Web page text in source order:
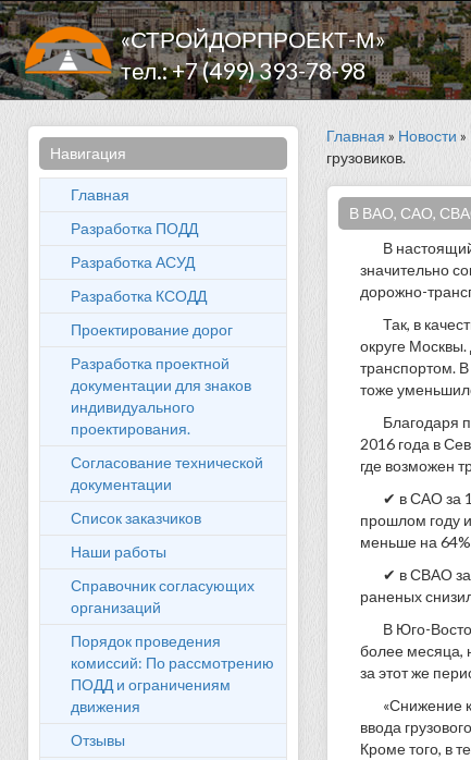
«СТРОЙДОРПРОЕКТ-М»
тел.: +7 (499) 393-78-98
Навигация
Главная
Разработка ПОДД
Разработка АСУД
Разработка КСОДД
Проектирование дорог
Разработка проектной
документации для знаков
индивидуального
проектирования.
Согласование технической
документации
Список заказчиков
Наши работы
Справочник согласующих
организаций
Порядок проведения
комиссий: По рассмотрению
ПОДД и ограничениям
движения
Отзывы
Главная » Новости »
грузовиков.
В ВАО, САО,
В
значительно
дорожно-
Так, в
округе
транспортом.
тоже
Благодаря
2016 года в
где возможен
✔ в САО за
прошлом году
меньше на 64%
✔ в СВАО за
раненых
В Юго-
более месяца,
за этот же
«Снижение
ввода
Кроме того, в